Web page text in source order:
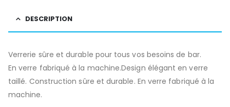
DESCRIPTION
Verrerie sûre et durable pour tous vos besoins de bar.
En verre fabriqué à la machine.Design élégant en verre
taillé. Construction sûre et durable. En verre fabriqué à la
machine.